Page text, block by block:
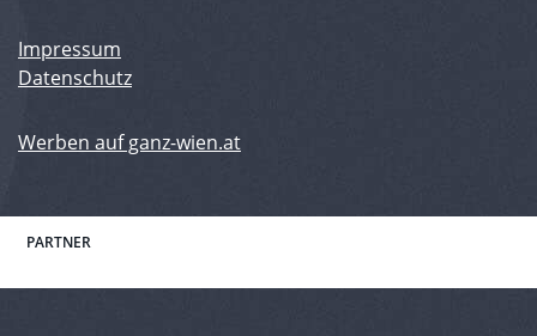
Impressum
Datenschutz
Werben auf ganz-wien.at
PARTNER